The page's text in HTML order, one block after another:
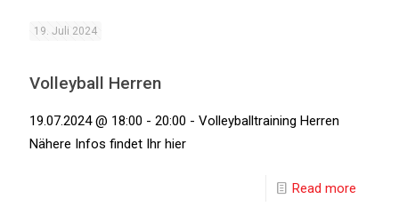
19. Juli 2024
Volleyball Herren
19.07.2024 @ 18:00 - 20:00 - Volleyballtraining Herren
Nähere Infos findet Ihr hier
Read more